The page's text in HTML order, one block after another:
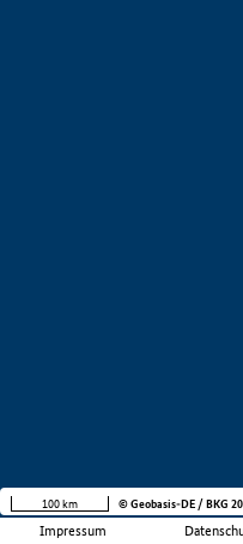
Impressum
100 km © Geobasis-DE / BKG